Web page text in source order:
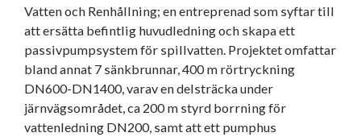
Vatten och Renhållning; en entreprenad som syftar till
att ersätta befintlig huvudledning och skapa ett
passivpumpsystem för spillvatten. Projektet omfattar
bland annat 7 sänkbrunnar, 400 m rörtryckning
DN600-DN1400, varav en delsträcka under
järnvägsområdet, ca 200 m styrd borrning för
vattenledning DN200, samt att ett pumphus